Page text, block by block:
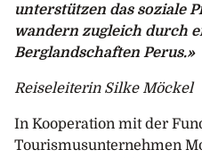
unterstützen das soziale
wandern zugleich durch
Berglandschaften Perus.»
Reiseleiterin Silke Möckel
In Kooperation mit der
Tourismusunternehmen